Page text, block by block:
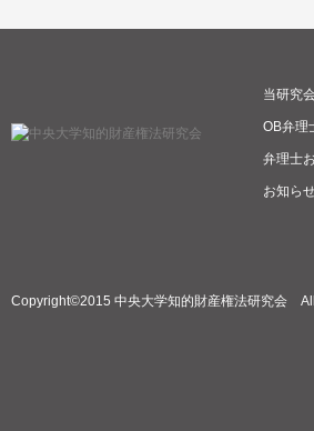
当研究
OB弁理
弁理士
お知ら
Copyright©2015 中央大学知的財産権法研究会